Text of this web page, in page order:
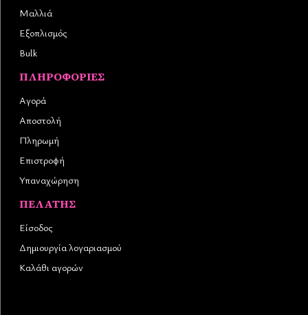
Μαλλιά
Εξοπλισμός
Bulk
ΠΛΗΡΟΦΟΡΊΕΣ
Αγορά
Αποστολή
Πληρωμή
Επιστροφή
Υπαναχώρηση
ΠΕΛΆΤΗΣ
Είσοδος
Δημιουργία λογαριασμού
Καλάθι αγορών